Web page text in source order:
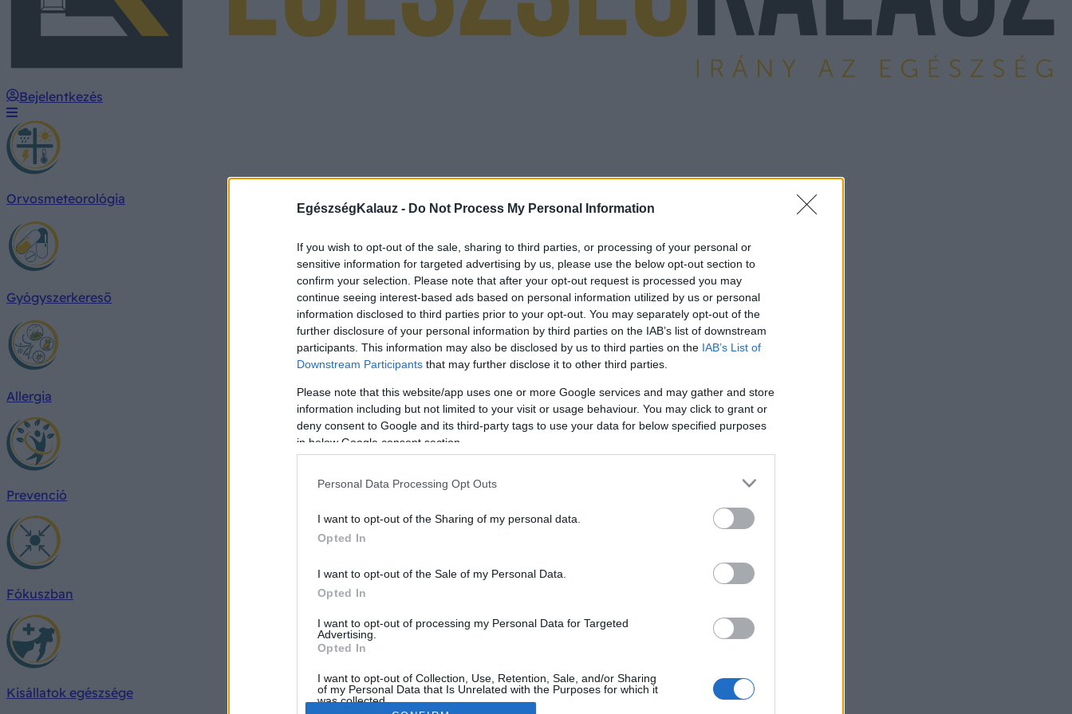
EgészségKalauz - Do Not Process My Personal Information
If you wish to opt-out of the sale, sharing to third parties, or processing of your personal or
sensitive information for targeted advertising by us, please use the below opt-out section to
confirm your selection. Please note that after your opt-out request is processed you may
continue seeing interest-based ads based on personal information utilized by us or personal
information disclosed to third parties prior to your opt-out. You may separately opt-out of the
further disclosure of your personal information by third parties on the IAB’s list of downstream
participants. This information may also be disclosed by us to third parties on the IAB’s List of
Downstream Participants that may further disclose it to other third parties.
Please note that this website/app uses one or more Google services and may gather and store
information including but not limited to your visit or usage behaviour. You may click to grant or
deny consent to Google and its third-party tags to use your data for below specified purposes
in below Google consent section.
Personal Data Processing Opt Outs
I want to opt-out of the Sharing of my personal data.
Opted In
I want to opt-out of the Sale of my Personal Data.
Opted In
I want to opt-out of processing my Personal Data for Targeted
Advertising.
Opted In
I want to opt-out of Collection, Use, Retention, Sale, and/or Sharing
of my Personal Data that Is Unrelated with the Purposes for which it
was collected.
Bejelentkezés
Orvosmeteorológia
Gyógyszerkereső
Allergia
Prevenció
Fókuszban
Kisállatok egészsége